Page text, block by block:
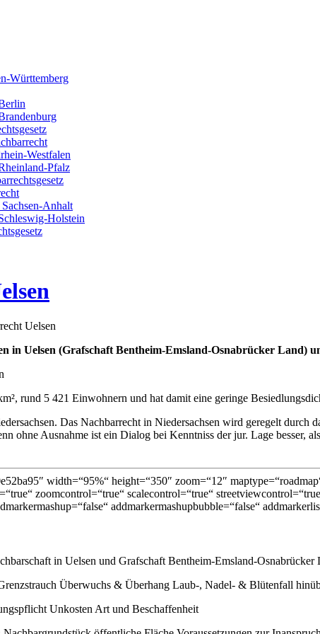
Württemberg
Westfalen
Pfalz
Anhalt
Holstein
Uelsen
in Uelsen (Grafschaft Bentheim-Emsland-Osnabrücker Land)
rund 5 421 Einwohnern und hat damit eine geringe
Das Nachbarrecht in Niedersachsen wird geregelt durch
ohne Ausnahme ist ein Dialog bei Kenntniss der jur. Lage besser,
width=“95%“ height=“350″ zoom=“12″
zoomcontrol=“true“ scalecontrol=“true“
addmarkermashupbubble=“false“
in Uelsen und Grafschaft Bentheim-Emsland-Osnabrücker
Überwuchs & Überhang Laub-, Nadel- & Blütenfall
Unkosten Art und Beschaffenheit